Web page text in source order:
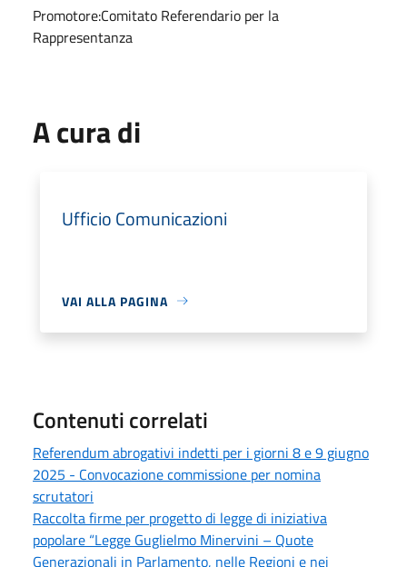
Promotore:Comitato Referendario per la
Rappresentanza
A cura di
Ufficio Comunicazioni
VAI ALLA PAGINA
Contenuti correlati
Referendum abrogativi indetti per i giorni 8 e 9 giugno
2025 - Convocazione commissione per nomina
scrutatori
Raccolta firme per progetto di legge di iniziativa
popolare “Legge Guglielmo Minervini – Quote
Generazionali in Parlamento, nelle Regioni e nei